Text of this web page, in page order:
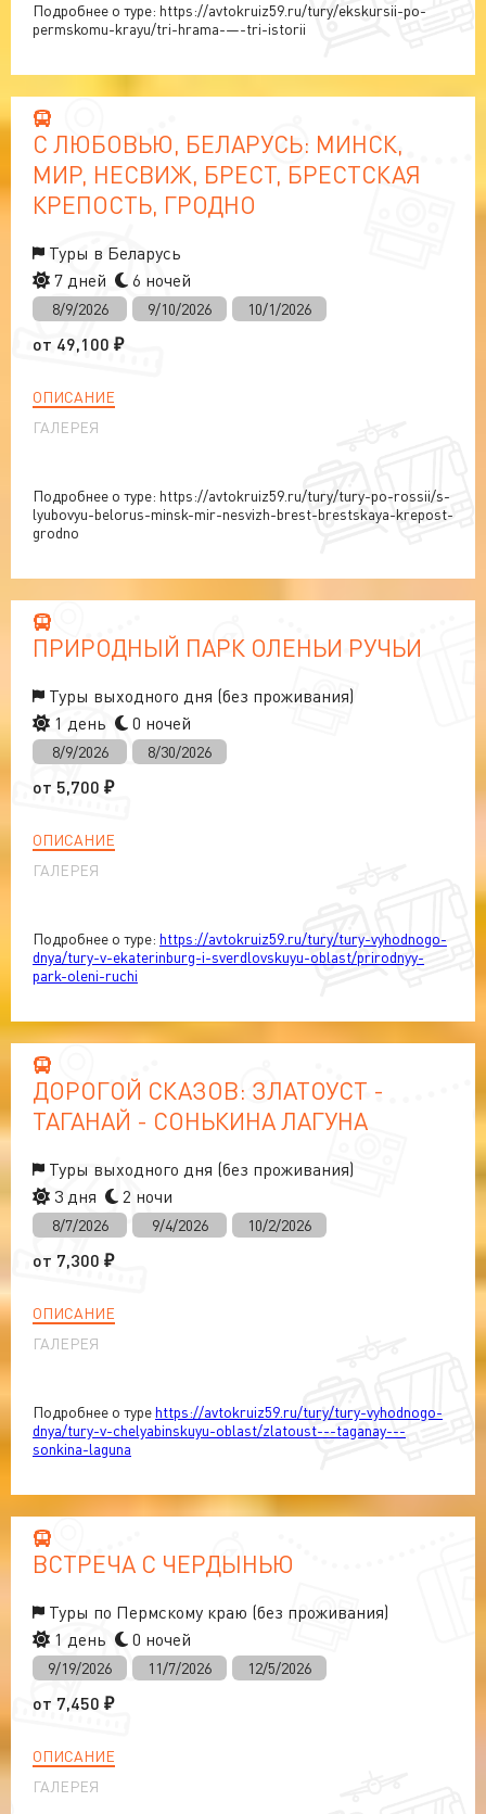
Подробнее о туре: https://avtokruiz59.ru/tury/ekskursii-po-
permskomu-krayu/tri-hrama-—-tri-istorii
С ЛЮБОВЬЮ, БЕЛАРУСЬ: МИНСК,
МИР, НЕСВИЖ, БРЕСТ, БРЕСТСКАЯ
КРЕПОСТЬ, ГРОДНО
Туры в Беларусь
7 дней
6 ночей
8/9/2026 9/10/2026 10/1/2026
от 49,100 ₽
ОПИСАНИЕ
ГАЛЕРЕЯ
Подробнее о туре: https://avtokruiz59.ru/tury/tury-po-rossii/s-
lyubovyu-belorus-minsk-mir-nesvizh-brest-brestskaya-krepost-
grodno
ПРИРОДНЫЙ ПАРК ОЛЕНЬИ РУЧЬИ
Туры выходного дня (без проживания)
1 день
0 ночей
8/9/2026 8/30/2026
от 5,700 ₽
ОПИСАНИЕ
ГАЛЕРЕЯ
Подробнее о туре: https://avtokruiz59.ru/tury/tury-vyhodnogo-
dnya/tury-v-ekaterinburg-i-sverdlovskuyu-oblast/prirodnyy-
park-oleni-ruchi
ДОРОГОЙ СКАЗОВ: ЗЛАТОУСТ -
ТАГАНАЙ - СОНЬКИНА ЛАГУНА
Туры выходного дня (без проживания)
3 дня
2 ночи
8/7/2026 9/4/2026 10/2/2026
от 7,300 ₽
ОПИСАНИЕ
ГАЛЕРЕЯ
Подробнее о туреhttps://avtokruiz59.ru/tury/tury-vyhodnogo-
dnya/tury-v-chelyabinskuyu-oblast/zlatoust---taganay---
sonkina-laguna
ВСТРЕЧА С ЧЕРДЫНЬЮ
Туры по Пермскому краю (без проживания)
1 день
0 ночей
9/19/2026 11/7/2026 12/5/2026
от 7,450 ₽
ОПИСАНИЕ
ГАЛЕРЕЯ